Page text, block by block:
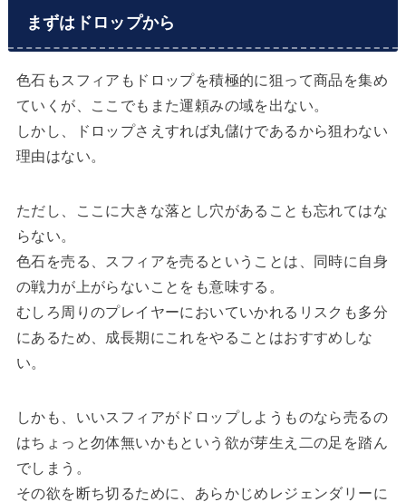
まずはドロップから
色石もスフィアもドロップを積極的に狙って商品を集め
ていくが、ここでもまた運頼みの域を出ない。
しかし、ドロップさえすれば丸儲けであるから狙わない
理由はない。
ただし、ここに大きな落とし穴があることも忘れてはな
らない。
色石を売る、スフィアを売るということは、同時に自身
の戦力が上がらないことをも意味する。
むしろ周りのプレイヤーにおいていかれるリスクも多分
にあるため、成長期にこれをやることはおすすめしな
い。
しかも、いいスフィアがドロップしようものなら売るの
はちょっと勿体無いかもという欲が芽生え二の足を踏ん
でしまう。
その欲を断ち切るために、あらかじめレジェンダリーに